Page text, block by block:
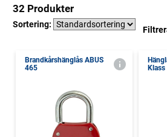
32 Produkter
Sortering:
Brandkårshänglås ABUS
465
Klass